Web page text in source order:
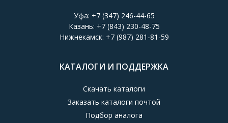
Уфа: +7 (347) 246-44-65
Казань: +7 (843) 230-48-75
Нижнекамск: +7 (987) 281-81-59
КАТАЛОГИ И ПОДДЕРЖКА
Скачать каталоги
Заказать каталоги почтой
Подбор аналога